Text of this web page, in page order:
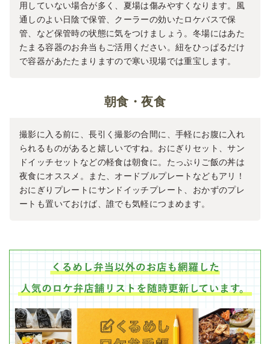
用していない場合が多く、夏場は傷みやすくなります。風
通しのよい日陰で保管、クーラーの効いたロケバスで保
管、など保管時の状態に気をつけましょう。冬場にはあた
たまる容器のお弁当もご活用ください。紐をひっぱるだけ
で容器があたたまりますので寒い現場では重宝します。
朝食・夜食
撮影に入る前に、長引く撮影の合間に、手軽にお腹に入れ
られるものがあると嬉しいですね。おにぎりセット、サン
ドイッチセットなどの軽食は朝食に。たっぷりご飯の丼は
夜食にオススメ。また、オードブルプレートなどもアリ！
おにぎりプレートにサンドイッチプレート、おかずのプレ
ートも置いておけば、誰でも気軽につまめます。